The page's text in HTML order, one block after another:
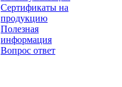
Сертификаты на
продукцию
Полезная
информация
Вопрос ответ